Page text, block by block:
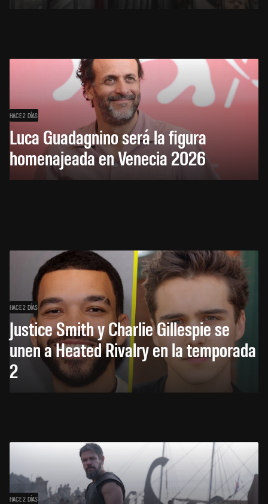
HACE 2 DÍAS
Luca Guadagnino será la figura
homenajeada en Venecia 2026
HACE 2 DÍAS
Justice Smith y Charlie Gillespie se
unen a Heated Rivalry en la temporada
2
HACE 2 DÍAS